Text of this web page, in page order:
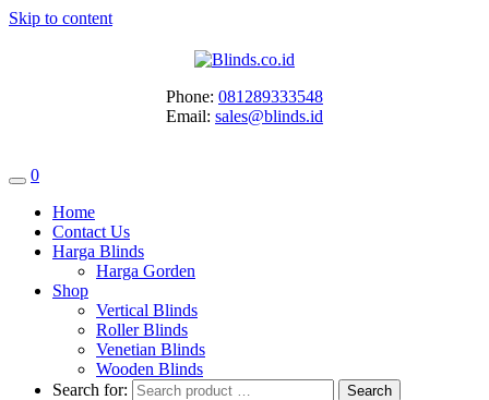
Skip to content
Phone: 081289333548
Email: sales@blinds.id
0
Home
Contact Us
Harga Blinds
Harga Gorden
Shop
Vertical Blinds
Roller Blinds
Venetian Blinds
Wooden Blinds
Search for: